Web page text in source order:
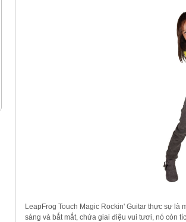
LeapFrog Touch Magic Rockin' Guitar thực sự là
sáng và bắt mắt, chứa giai điệu vui tươi, nó còn